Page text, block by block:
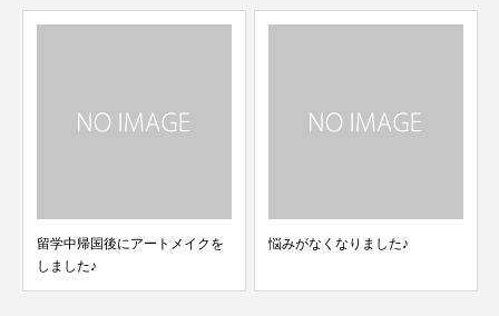
留学中帰国後にアートメイクを
しました♪
悩みがなくなりました♪